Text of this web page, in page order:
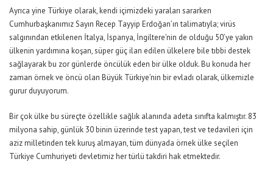
Ayrıca yine Türkiye olarak, kendi içimizdeki yaraları sararken
Cumhurbaşkanımız Sayın Recep Tayyip Erdoğan’ın talimatıyla; virüs
salgınından etkilenen İtalya, İspanya, İngiltere’nin de olduğu 50’ye yakın
ülkenin yardımına koşan, süper güç ilan edilen ülkelere bile tıbbi destek
sağlayarak bu zor günlerde öncülük eden bir ülke olduk. Bu konuda her
zaman örnek ve öncü olan Büyük Türkiye’nin bir evladı olarak, ülkemizle
gurur duyuyorum.
Bir çok ülke bu süreçte özellikle sağlık alanında adeta sınıfta kalmıştır. 83
milyona sahip, günlük 30 binin üzerinde test yapan, test ve tedavileri için
aziz milletinden tek kuruş almayan, tüm dünyada örnek ülke seçilen
Türkiye Cumhuriyeti devletimiz her türlü takdiri hak etmektedir.